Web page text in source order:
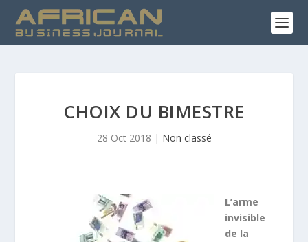
CHOIX DU BIMESTRE
28 Oct 2018 | Non classé
L’arme
invisible
de la